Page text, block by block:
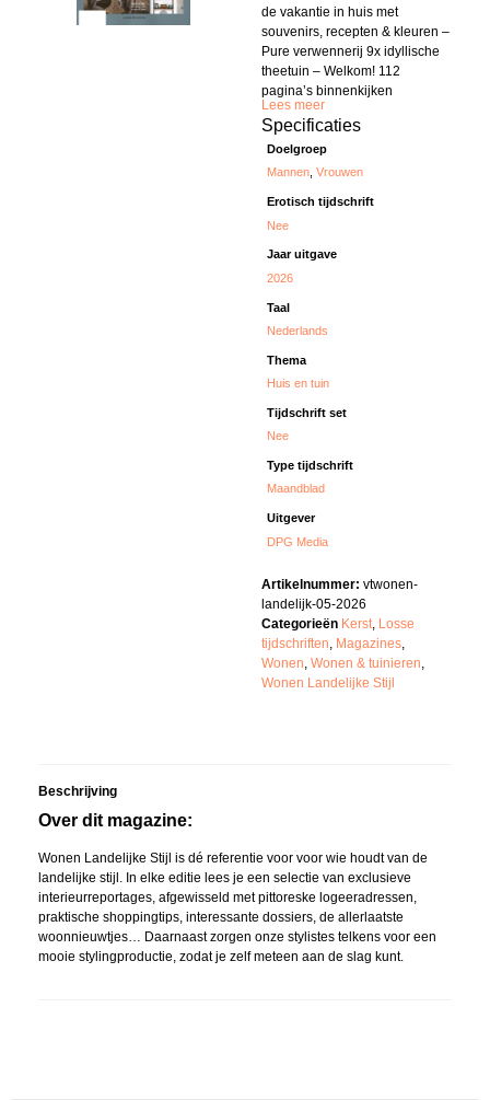
de vakantie in huis met
souvenirs, recepten & kleuren –
Pure verwennerij 9x idyllische
theetuin – Welkom! 112
pagina’s binnenkijken
Lees meer
Specificaties
Doelgroep
Mannen,Vrouwen
Erotisch tijdschrift
Nee
Jaar uitgave
2026
Taal
Nederlands
Thema
Huis en tuin
Tijdschrift set
Nee
Type tijdschrift
Maandblad
Uitgever
DPG Media
Artikelnummer: vtwonen-
landelijk-05-2026
Categorieën Kerst, Losse
tijdschriften, Magazines,
Wonen, Wonen & tuinieren,
Wonen Landelijke Stijl
Beschrijving
Over dit magazine:
Wonen Landelijke Stijl is dé referentie voor voor wie houdt van de
landelijke stijl. In elke editie lees je een selectie van exclusieve
interieurreportages, afgewisseld met pittoreske logeeradressen,
praktische shoppingtips, interessante dossiers, de allerlaatste
woonnieuwtjes… Daarnaast zorgen onze stylistes telkens voor een
mooie stylingproductie, zodat je zelf meteen aan de slag kunt.